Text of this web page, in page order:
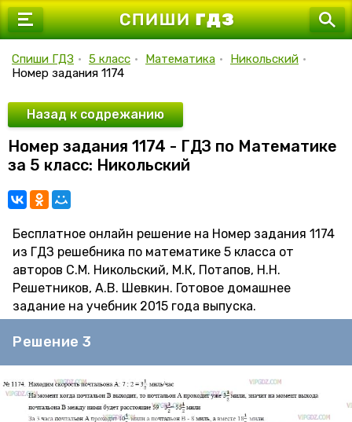
7 класс
9 класс
10 класс
11 класс
Спиши ГДЗ • 5 класс • Математика • Никольский •
Номер задания 1174
Назад к содрежанию
Номер задания 1174 - ГДЗ по Математике
за 5 класс: Никольский
Бесплатное онлайн решение на Номер задания 1174
из ГДЗ решебника по математике 5 класса от
авторов С.М. Никольский, М.К, Потапов, Н.Н.
Решетников, А.В. Шевкин. Готовое домашнее
задание на учебник 2015 года выпуска.
Решение 3